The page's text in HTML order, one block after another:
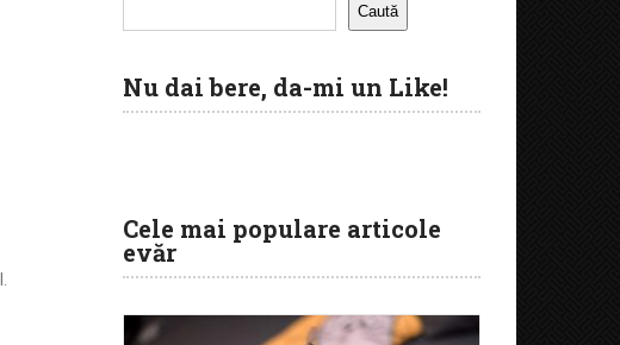
Caută
Nu dai bere, da-mi un Like!
Cele mai populare articole
evăr